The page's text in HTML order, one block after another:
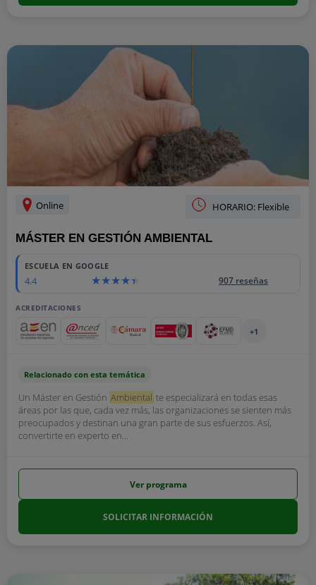
Online HORARIO: Flexible
MÁSTER EN GESTIÓN AMBIENTAL
ESCUELA EN GOOGLE
4.4 907 reseñas
ACREDITACIONES
+1
Relacionado con esta temática
Un Máster en Gestión Ambiental te especializará en todas esas
áreas por las que, cada vez más, las organizaciones se sienten más
preocupados y destinan una gran parte de sus esfuerzos. Así,
convertirte en experto en...
Ver programa
SOLICITAR INFORMACIÓN